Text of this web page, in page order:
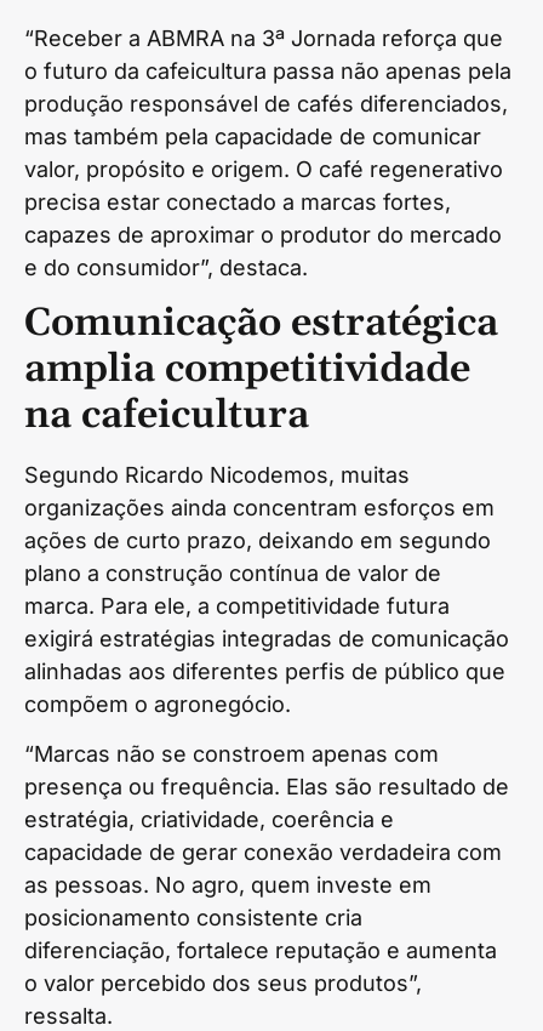
“Receber a ABMRA na 3ª Jornada reforça que
o futuro da cafeicultura passa não apenas pela
produção responsável de cafés diferenciados,
mas também pela capacidade de comunicar
valor, propósito e origem. O café regenerativo
precisa estar conectado a marcas fortes,
capazes de aproximar o produtor do mercado
e do consumidor”, destaca.
Comunicação estratégica
amplia competitividade
na cafeicultura
Segundo Ricardo Nicodemos, muitas
organizações ainda concentram esforços em
ações de curto prazo, deixando em segundo
plano a construção contínua de valor de
marca. Para ele, a competitividade futura
exigirá estratégias integradas de comunicação
alinhadas aos diferentes perfis de público que
compõem o agronegócio.
“Marcas não se constroem apenas com
presença ou frequência. Elas são resultado de
estratégia, criatividade, coerência e
capacidade de gerar conexão verdadeira com
as pessoas. No agro, quem investe em
posicionamento consistente cria
diferenciação, fortalece reputação e aumenta
o valor percebido dos seus produtos”,
ressalta.